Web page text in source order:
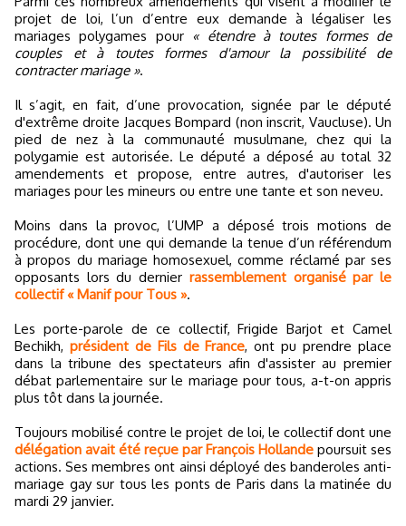
projet de loi, l’un d’entre eux demande à légaliser les
mariages polygames pour « étendre à toutes formes de
couples et à toutes formes d'amour la possibilité de
contracter mariage ».
Il s’agit, en fait, d’une provocation, signée par le député
d'extrême droite Jacques Bompard (non inscrit, Vaucluse). Un
pied de nez à la communauté musulmane, chez qui la
polygamie est autorisée. Le député a déposé au total 32
amendements et propose, entre autres, d'autoriser les
mariages pour les mineurs ou entre une tante et son neveu.
Moins dans la provoc, l’UMP a déposé trois motions de
procédure, dont une qui demande la tenue d’un référendum
à propos du mariage homosexuel, comme réclamé par ses
opposants lors du dernier rassemblement organisé par le
collectif « Manif pour Tous ».
Les porte-parole de ce collectif, Frigide Barjot et Camel
Bechikh, président de Fils de France, ont pu prendre place
dans la tribune des spectateurs afin d'assister au premier
débat parlementaire sur le mariage pour tous, a-t-on appris
plus tôt dans la journée.
Toujours mobilisé contre le projet de loi, le collectif dont une
délégation avait été reçue par François Hollande poursuit ses
actions. Ses membres ont ainsi déployé des banderoles anti-
mariage gay sur tous les ponts de Paris dans la matinée du
mardi 29 janvier.